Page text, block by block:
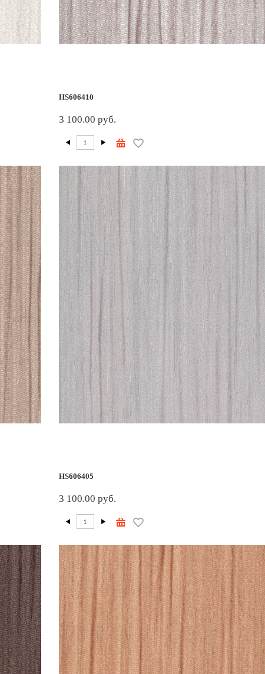
HS606410
3 100.00 руб.
HS606405
3 100.00 руб.